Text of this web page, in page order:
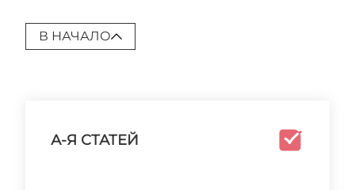
В НАЧАЛО
А-Я СТАТЕЙ